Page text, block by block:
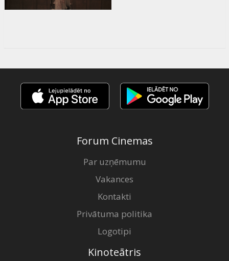
Forum Cinemas
Par uzņēmumu
Vakances
Kontakti
Privātuma politika
Logotipi
Kinoteātris